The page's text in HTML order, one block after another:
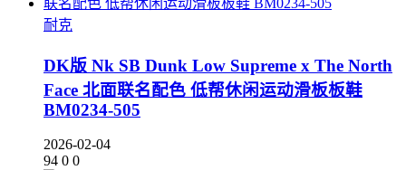
耐克
DK版 Nk SB Dunk Low Supreme x The North
Face 北面联名配色 低帮休闲运动滑板板鞋
BM0234-505
2026-02-04
94 0 0